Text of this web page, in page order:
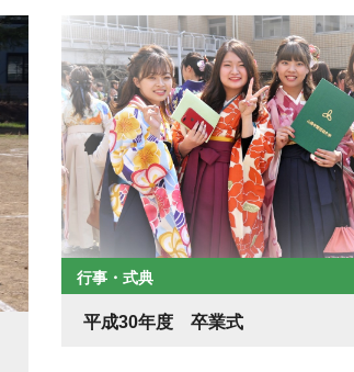
行事・式典
平成30年度 卒業式